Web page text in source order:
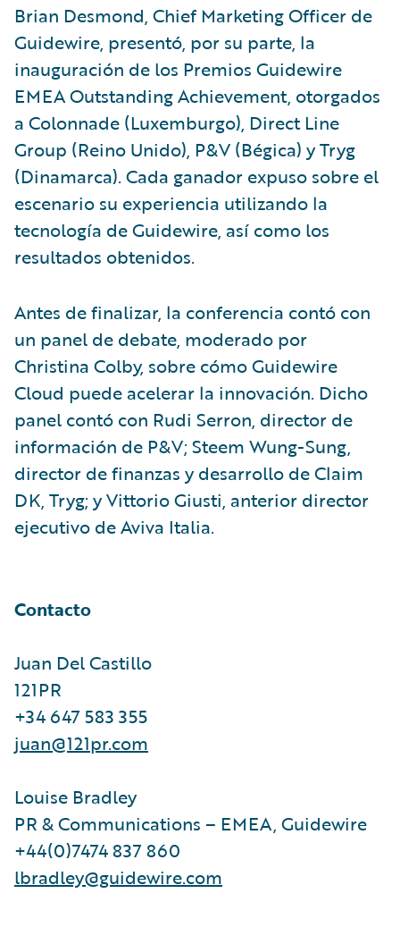
Brian Desmond, Chief Marketing Officer de
Guidewire, presentó, por su parte, la
inauguración de los Premios Guidewire
EMEA Outstanding Achievement, otorgados
a Colonnade (Luxemburgo), Direct Line
Group (Reino Unido), P&V (Bégica) y Tryg
(Dinamarca). Cada ganador expuso sobre el
escenario su experiencia utilizando la
tecnología de Guidewire, así como los
resultados obtenidos.
Antes de finalizar, la conferencia contó con
un panel de debate, moderado por
Christina Colby, sobre cómo Guidewire
Cloud puede acelerar la innovación. Dicho
panel contó con Rudi Serron, director de
información de P&V; Steem Wung-Sung,
director de finanzas y desarrollo de Claim
DK, Tryg; y Vittorio Giusti, anterior director
ejecutivo de Aviva Italia.
Contacto
Juan Del Castillo
121PR
+34 647 583 355
juan@121pr.com
Louise Bradley
PR & Communications – EMEA, Guidewire
+44(0)7474 837 860
lbradley@guidewire.com